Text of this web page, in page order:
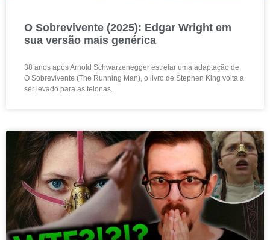
O Sobrevivente (2025): Edgar Wright em
sua versão mais genérica
38 anos após Arnold Schwarzenegger estrelar uma adaptação de
O Sobrevivente (The Running Man), o livro de Stephen King volta a
ser levado para as telonas.